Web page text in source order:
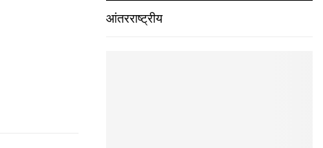
आंतरराष्ट्रीय